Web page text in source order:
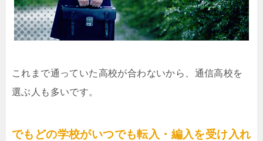
これまで通っていた高校が合わないから、通信高校を
選ぶ人も多いです。
でもどの学校がいつでも転入・編入を受け入れ